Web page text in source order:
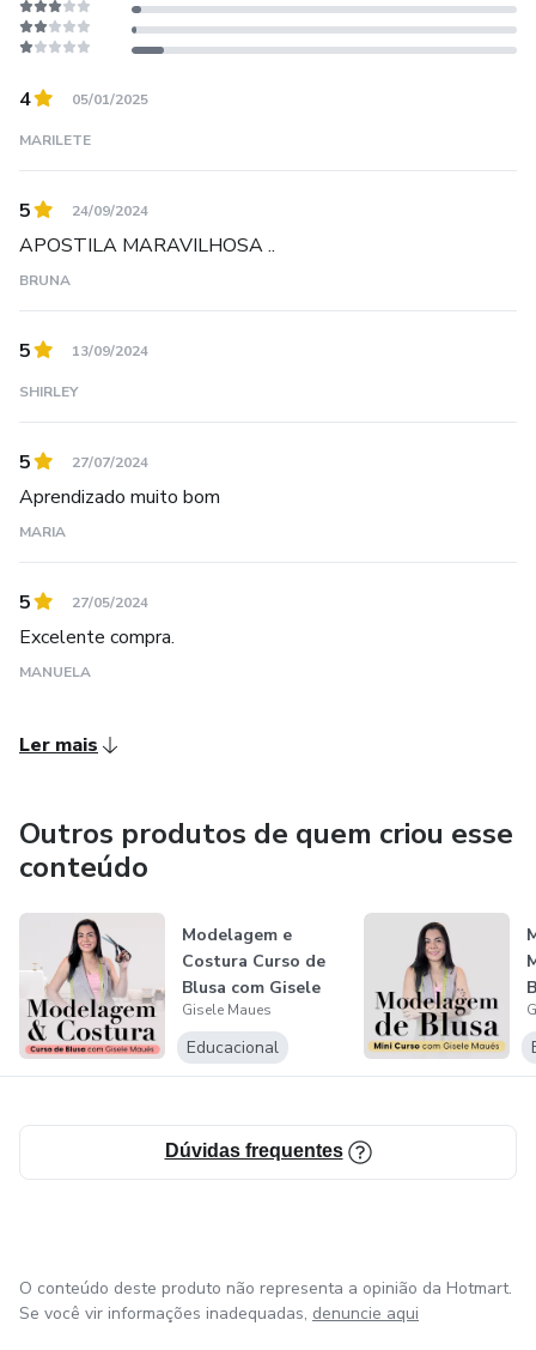
4 05/01/2025
MARILETE
5 24/09/2024
APOSTILA MARAVILHOSA ..
BRUNA
5 13/09/2024
SHIRLEY
5 27/07/2024
Aprendizado muito bom
MARIA
5 27/05/2024
Excelente compra.
MANUELA
Ler mais
Outros produtos de quem criou esse
conteúdo
Modelagem e
Costura Curso de
Blusa com Gisele
Maués
Gisele Maues
Educacional
Dúvidas frequentes
O conteúdo deste produto não representa a opinião da Hotmart.
Se você vir informações inadequadas, denuncie aqui